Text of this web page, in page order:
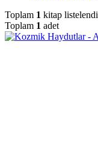
Toplam 1 kitap listelendi
Toplam 1 adet